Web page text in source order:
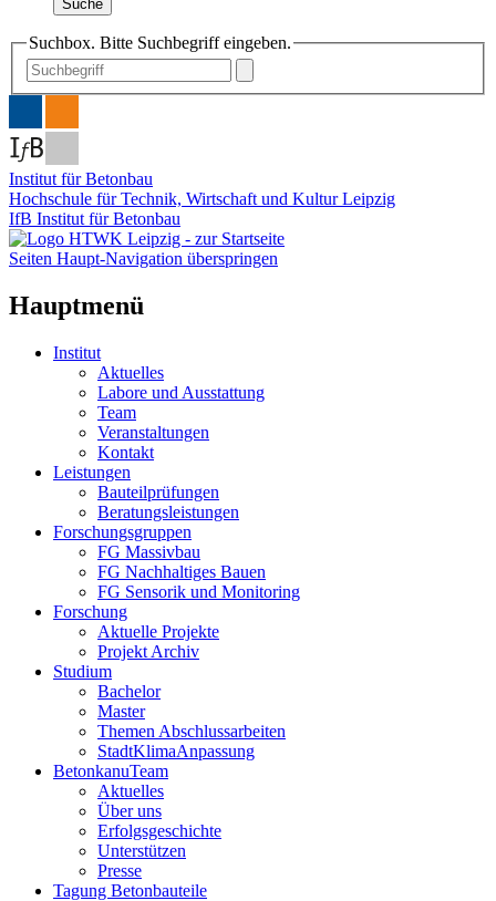
Suche
Suchbox. Bitte Suchbegriff eingeben.
Institut für Betonbau
Hochschule für Technik, Wirtschaft und Kultur Leipzig
IfB Institut für Betonbau
Seiten Haupt-Navigation überspringen
Hauptmenü
Institut
Aktuelles
Labore und Ausstattung
Team
Veranstaltungen
Kontakt
Leistungen
Bauteilprüfungen
Beratungsleistungen
Forschungsgruppen
FG Massivbau
FG Nachhaltiges Bauen
FG Sensorik und Monitoring
Forschung
Aktuelle Projekte
Projekt Archiv
Studium
Bachelor
Master
Themen Abschlussarbeiten
StadtKlimaAnpassung
BetonkanuTeam
Aktuelles
Über uns
Erfolgsgeschichte
Unterstützen
Presse
Tagung Betonbauteile